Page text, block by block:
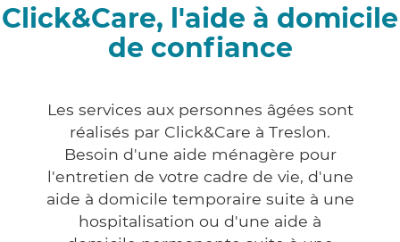
Click&Care, l'aide à domicile
de confiance
Les services aux personnes âgées sont
réalisés par Click&Care à Treslon.
Besoin d'une aide ménagère pour
l'entretien de votre cadre de vie, d'une
aide à domicile temporaire suite à une
hospitalisation ou d'une aide à